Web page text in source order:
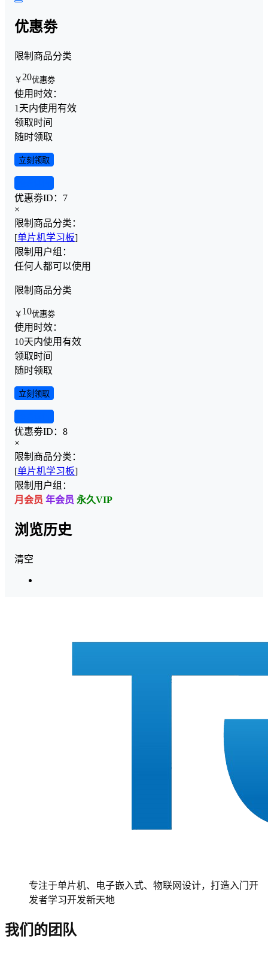
优惠劵
限制商品分类
￥ 20优惠劵
使用时效：
1天内使用有效
领取时间
随时领取
立刻领取
优惠劵ID： 7
×
限制商品分类：
[单片机学习板]
限制用户组：
任何人都可以使用
限制商品分类
￥ 10优惠劵
使用时效：
10天内使用有效
领取时间
随时领取
立刻领取
优惠劵ID： 8
×
限制商品分类：
[单片机学习板]
限制用户组：
月会员 年会员 永久VIP
浏览历史
清空
专注于单片机、电子嵌入式、物联网设计，打造入门开
发者学习开发新天地
我们的团队